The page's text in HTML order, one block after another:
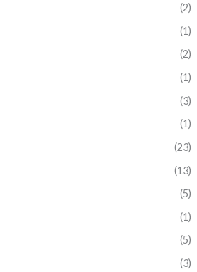
(2)
(1)
(2)
(1)
(3)
(1)
(23)
(13)
(5)
(1)
(5)
(3)